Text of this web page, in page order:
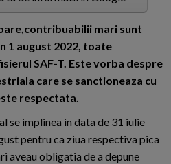
mari sunt
1 august 2022, toate
SAF-T. Este vorba despre
care se sanctioneaza cu
respectata.
se implinea in data de 31 iulie
pentru ca ziua respectiva pica
aveau obligatia de a depune